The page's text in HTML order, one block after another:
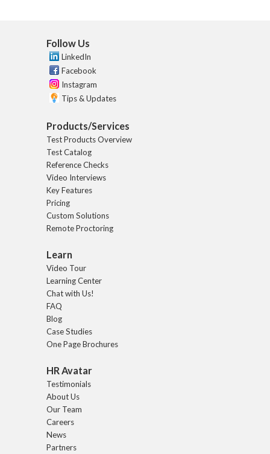
Follow Us
LinkedIn
Facebook
Instagram
Tips & Updates
Products/Services
Test Products Overview
Test Catalog
Reference Checks
Video Interviews
Key Features
Pricing
Custom Solutions
Remote Proctoring
Learn
Video Tour
Learning Center
Chat with Us!
FAQ
Blog
Case Studies
One Page Brochures
HR Avatar
Testimonials
About Us
Our Team
Careers
News
Partners